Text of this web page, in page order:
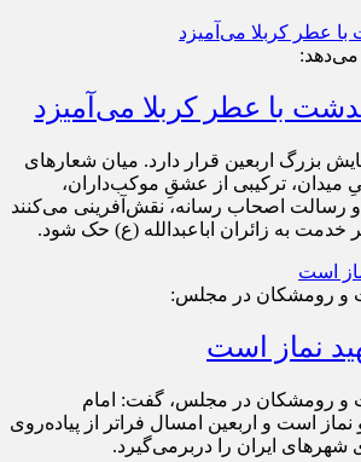
با عطر کربلا می‌آمیزد
بزرگ اربعین قرار دارد. میان شعارهای
میدان، ترکیبی از عشقِ موکب‌داران،
رسالت اصحاب رسانه، نقش‌آفرینی می‌کنند
خدمت به زائران اباعبدالله (ع) حک شود.
و رومشکان در مجلس:
نماز است
و رومشکان در مجلس، گفت: امام
است و اربعین امسال فراتر از پیاده‌روی
شهرهای ایران را دربرمی‌گیرد.